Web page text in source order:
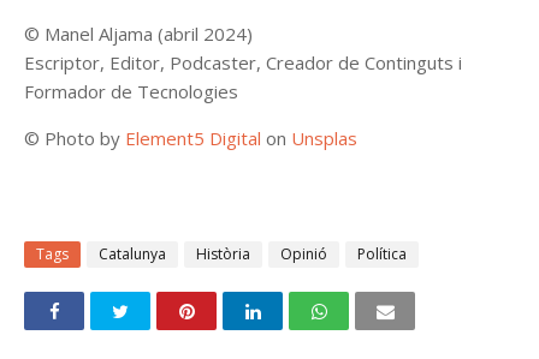
© Manel Aljama (abril 2024)
Escriptor, Editor, Podcaster, Creador de Continguts i
Formador de Tecnologies
© Photo by Element5 Digital on Unsplas
Tags Catalunya Història Opinió Política